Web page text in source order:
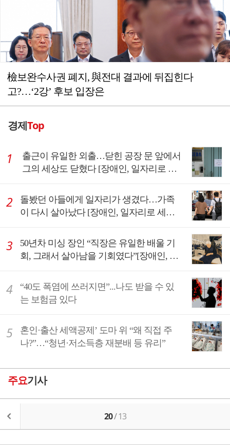
檢보완수사권 폐지, 與전대 결과에 뒤집힌다
고?…‘2강’ 후보 입장은
경제Top
출근이 유일한 외출…닫힌 공장 문 앞에서
그의 세상도 닫혔다 [장애인, 일자리로 세
돌봤던 아들에게 일자리가 생겼다…가족
이 다시 살아났다 [장애인, 일자리로 세상
50년차 미싱 장인 “직장은 유일한 배울 기
회, 그래서 살아남을 기회였다”[장애인, 일
“40도 폭염에 쓰러지면”...나도 받을 수 있
는 보험금 있다
혼인·출산 세액공제’ 도마 위 “왜 직접 주
나?”…“청년·저소득층 재분배 등 유리”
주요기사
20/13